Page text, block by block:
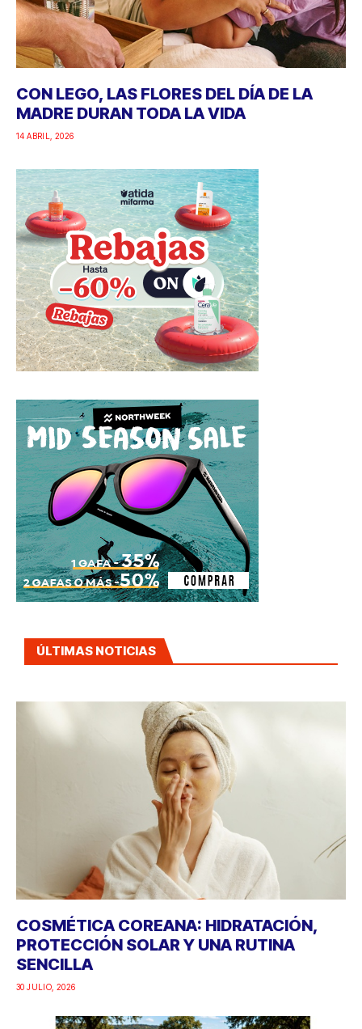
CON LEGO, LAS FLORES DEL DÍA DE LA
MADRE DURAN TODA LA VIDA
14 ABRIL, 2026
ÚLTIMAS NOTICIAS
COSMÉTICA COREANA: HIDRATACIÓN,
PROTECCIÓN SOLAR Y UNA RUTINA
SENCILLA
30 JULIO, 2026